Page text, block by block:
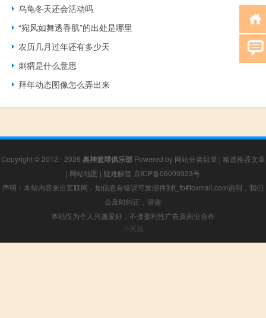
乌龟冬天还会活动吗
“宛风如舞透香肌”的出处是哪里
农历几月过年还有多少天
刺猬是什么意思
拜年动态图像怎么弄出来
Copyright © 2012 - 2026 奥神篮球俱乐部Powered by 网站分类目录 | 精选推荐文章
| 网站地图 | 疑难解答 京ICP备06009323号
声明：本站内容来自互联网，如信息有错误可发邮件到f_fb#foxmail.com说明，我们
会及时纠正，谢谢
本站仅为个人兴趣爱好，不接盈利性广告及商业合作
小男孩